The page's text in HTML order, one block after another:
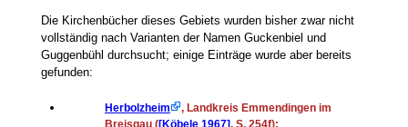
Die Kirchenbücher dieses Gebiets wurden bisher zwar nicht
vollständig nach Varianten der Namen Guckenbiel und
Guggenbühl durchsucht; einige Einträge wurde aber bereits
gefunden:
Herbolzheim
, Landkreis Emmendingen im
Breisgau ([Köbele 1967], S. 254f):